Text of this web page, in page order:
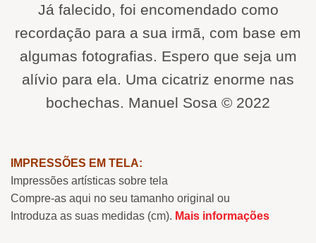
Já falecido, foi encomendado como
recordação para a sua irmã, com base em
algumas fotografias. Espero que seja um
alívio para ela. Uma cicatriz enorme nas
bochechas. Manuel Sosa © 2022
IMPRESSÕES EM TELA:
Impressões artísticas sobre tela
Compre-as aqui no seu tamanho original ou
Introduza as suas medidas (cm). Mais informações